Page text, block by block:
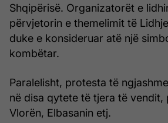
Shqipërisë. Organizatorët e
përvjetorin e themelimit të
duke e konsideruar atë një
kombëtar.
Paralelisht, protesta të
në disa qytete të tjera të vendit,
Vlorën, Elbasanin etj.